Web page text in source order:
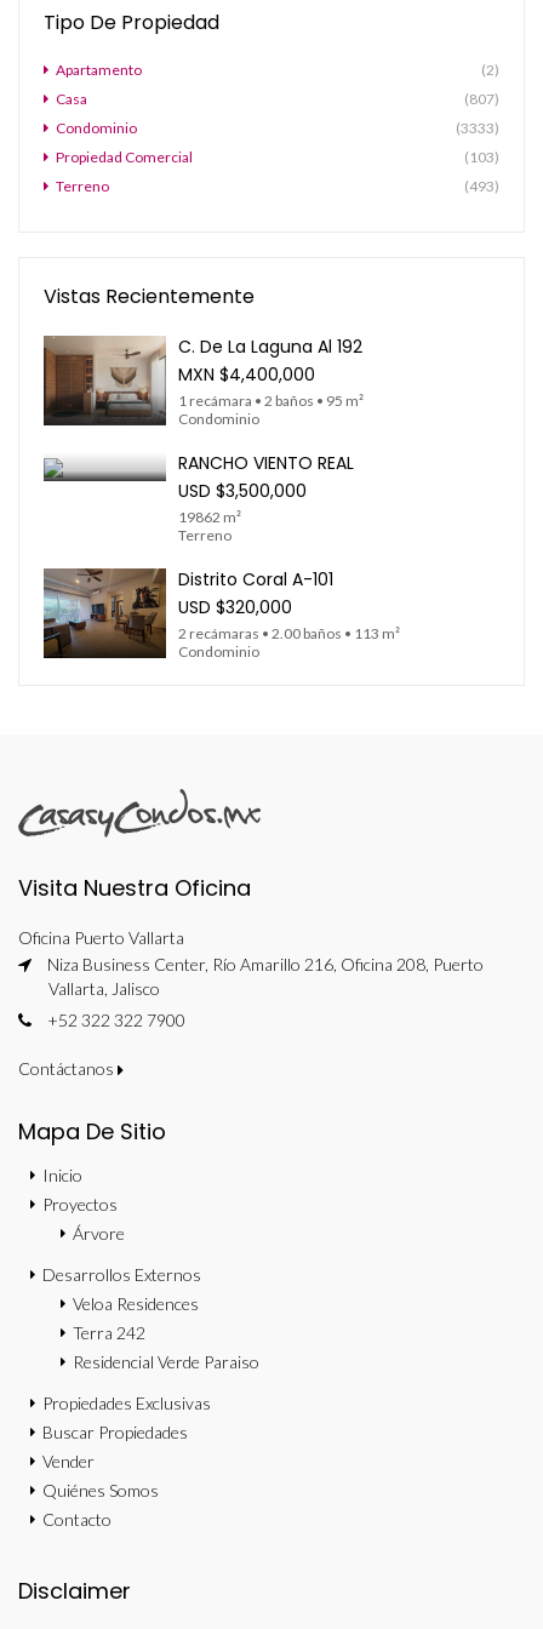
Tipo De Propiedad
Apartamento
(2)
Casa
(807)
Condominio
(3333)
Propiedad Comercial
(103)
Terreno
(493)
Vistas Recientemente
C. De La Laguna Al 192
MXN $4,400,000
1 recámara • 2 baños • 95 m²
Condominio
RANCHO VIENTO REAL
USD $3,500,000
19862 m²
Terreno
Distrito Coral A-101
USD $320,000
2 recámaras • 2.00 baños • 113 m²
Condominio
Visita Nuestra Oficina
Oficina Puerto Vallarta
Niza Business Center, Río Amarillo 216, Oficina 208, Puerto
Vallarta, Jalisco
+52 322 322 7900
Contáctanos
Mapa De Sitio
Inicio
Proyectos
Árvore
Desarrollos Externos
Veloa Residences
Terra 242
Residencial Verde Paraiso
Propiedades Exclusivas
Buscar Propiedades
Vender
Quiénes Somos
Contacto
Disclaimer